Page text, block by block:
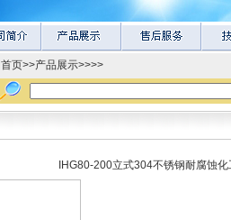
首页>>产品展示>>>>
IHG80-200立式304不锈钢耐腐蚀